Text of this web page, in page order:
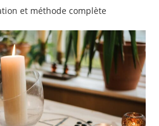
et méthode complète